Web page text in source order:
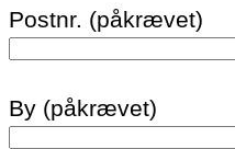
Postnr. (påkrævet)
By (påkrævet)